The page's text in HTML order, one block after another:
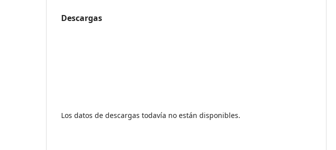
Descargas
Los datos de descargas todavía no están disponibles.